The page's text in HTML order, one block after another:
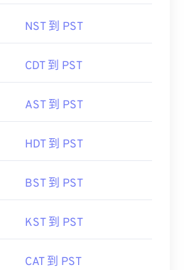
NST 到 PST
CDT 到 PST
AST 到 PST
HDT 到 PST
BST 到 PST
KST 到 PST
CAT 到 PST